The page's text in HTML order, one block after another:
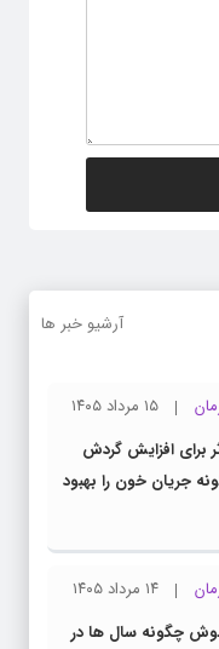
آرشیو خبر ها
۱۵ مرداد ۱۴۰۵
برای افزایش گردش
جریان خون را بهبود
۱۴ مرداد ۱۴۰۵
چگونه سال ها در